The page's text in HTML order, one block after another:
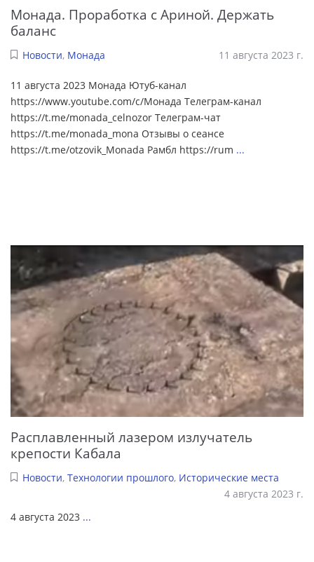
Монада. Проработка с Ариной. Держать
баланс
Новости, Монада 11 августа 2023 г.
11 августа 2023 Монада Ютуб-канал
https://www.youtube.com/c/Монада Телеграм-канал
https://t.me/monada_celnozor Телеграм-чат
https://t.me/monada_mona Отзывы о сеансе
https://t.me/otzovik_Monada Рамбл https://rum ...
Расплавленный лазером излучатель
крепости Кабала
Новости, Технологии прошлого, Исторические места
4 августа 2023 г.
4 августа 2023 ...